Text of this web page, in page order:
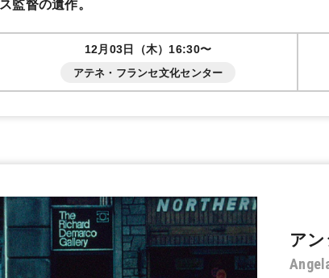
ス監督の遺作。
12月03日（木）16:30〜
アテネ・フランセ文化センター
ア